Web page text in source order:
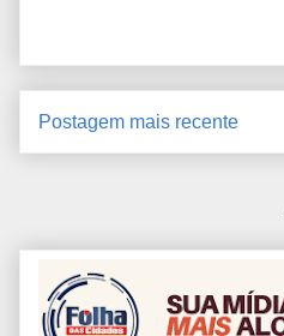
Postagem mais recente